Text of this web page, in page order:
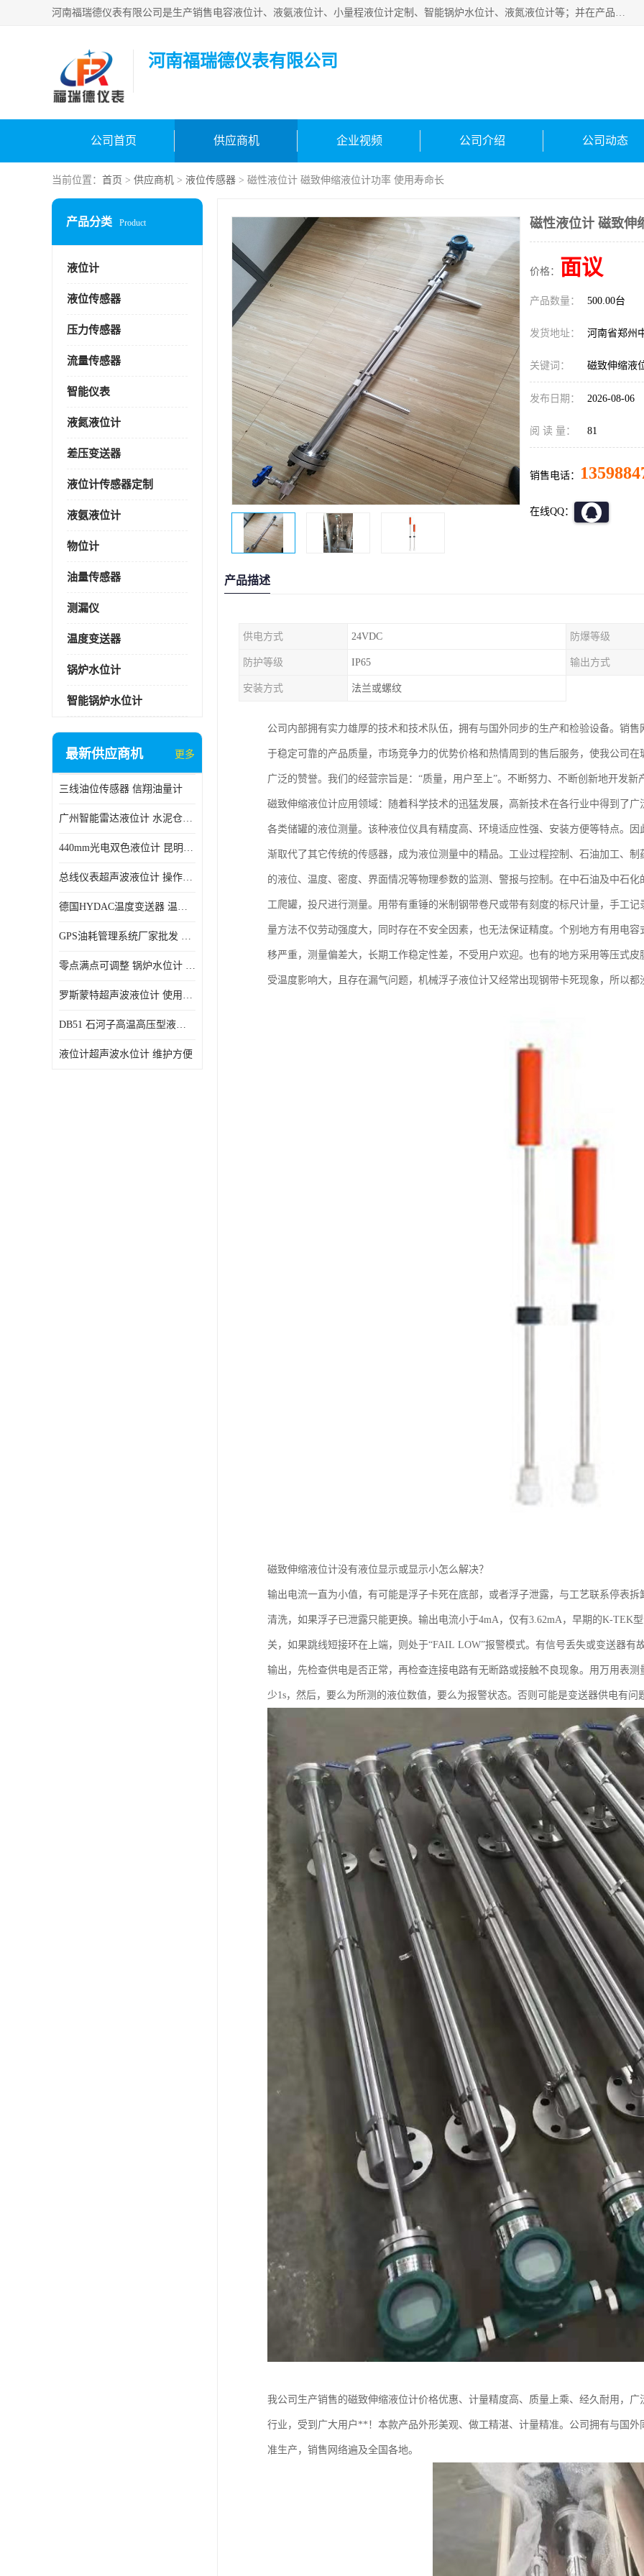
河南福瑞德仪表有限公司是生产销售电容液位计、液氨液位计、小量程液位计定制、智能锅炉水位计、液氮液位计等；并在产品开发、研制的过程中，吸取国内外仪器仪表的技术精华，建立了一支高、精、尖的科研开发队伍，使产品性能不断升级。
河南福瑞德仪表有限公司
公司首页 供应商机 企业视频 公司介绍 公司动态
当前位置： 首页 > 供应商机 > 液位传感器 > 磁性液位计 磁致伸缩液位计功率 使用寿命长
产品分类 Product
液位计
液位传感器
压力传感器
流量传感器
智能仪表
液氮液位计
差压变送器
液位计传感器定制
液氨液位计
物位计
油量传感器
测漏仪
温度变送器
锅炉水位计
智能锅炉水位计
最新供应商机 更多
三线油位传感器 信翔油量计
广州智能雷达液位计 水泥仓料位
440mm光电双色液位计 昆明锅炉汽包用光电液位计
总线仪表超声波液位计 操作简单
德国HYDAC温度变送器 温度变送器工作原理 市场性价比优
GPS油耗管理系统厂家批发 CR-606 汽车油位传感器故障
零点满点可调整 锅炉水位计 太原智能锅炉汽包液位计生产厂家
罗斯蒙特超声波液位计 使用寿命长
DB51 石河子高温高压型液位变送器 性能稳定
液位计超声波水位计 维护方便
磁性液位计 磁致伸
价格： 面议
产品数量： 500.00台
发货地址： 河南省郑州
关键词： 磁致伸缩液
发布日期： 2026-08-06
阅 读 量： 81
销售电话：
在线QQ：
产品描述
供电方式 24VDC 防爆等级
防护等级 IP65 输出方式
安装方式 法兰或螺纹
公司内部拥有实力雄厚的技术和技术队伍，拥有与国外同步的生产和检验设备。销
于稳定可靠的产品质量，市场竞争力的优势价格和热情周到的售后服务，使我公司
广泛的赞誉。我们的经营宗旨是：“质量，用户至上”。不断努力、不断创新地开发新
磁致伸缩液位计应用领域：随着科学技术的迅猛发展，高新技术在各行业中得到了
各类储罐的液位测量。该种液位仪具有精度高、环境适应性强、安装方便等特点。
渐取代了其它传统的传感器，成为液位测量中的精品。工业过程控制、石油加工、
的液位、温度、密度、界面情况等物理参数的监测、警报与控制。在中石油及中石
工爬罐，投尺进行测量。用带有重锤的米制钢带卷尺或带有刻度的标尺计量，手工
量方法不仅劳动强度大，同时存在不安全因素，也无法保证精度。个别地方有用电
移严重，测量偏差大，长期工作稳定性差，不受用户欢迎。也有的地方采用等压式
受温度影响大，且存在漏气问题，机械浮子液位计又经常出现钢带卡死现象，所以都
磁致伸缩液位计没有液位显示或显示小怎么解决？
输出电流一直为小值，有可能是浮子卡死在底部，或者浮子泄露，与工艺联系停表
清洗，如果浮子已泄露只能更换。输出电流小于4mA，仅有3.62mA，早期的K-TEK
关，如果跳线短接环在上端，则处于“FAIL LOW”报警模式。有信号丢失或变送器有
输出，先检查供电是否正常，再检查连接电路有无断路或接触不良现象。用万用表
少1s，然后，要么为所测的液位数值，要么为报警状态。否则可能是变送器供电有问
我公司生产销售的磁致伸缩液位计价格优惠、计量精度高、质量上乘、经久耐用，
行业，受到广大用户**！本款产品外形美观、做工精湛、计量精准。公司拥有与国
准生产，销售网络遍及全国各地。